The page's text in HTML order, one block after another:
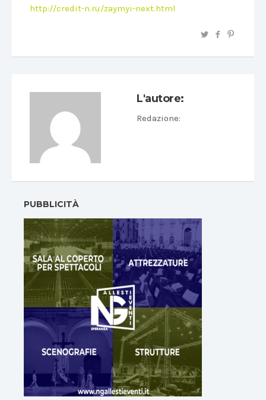
http://credit-n.ru/zaymyi-next.html
L'autore:
Redazione:
PUBBLICITÀ